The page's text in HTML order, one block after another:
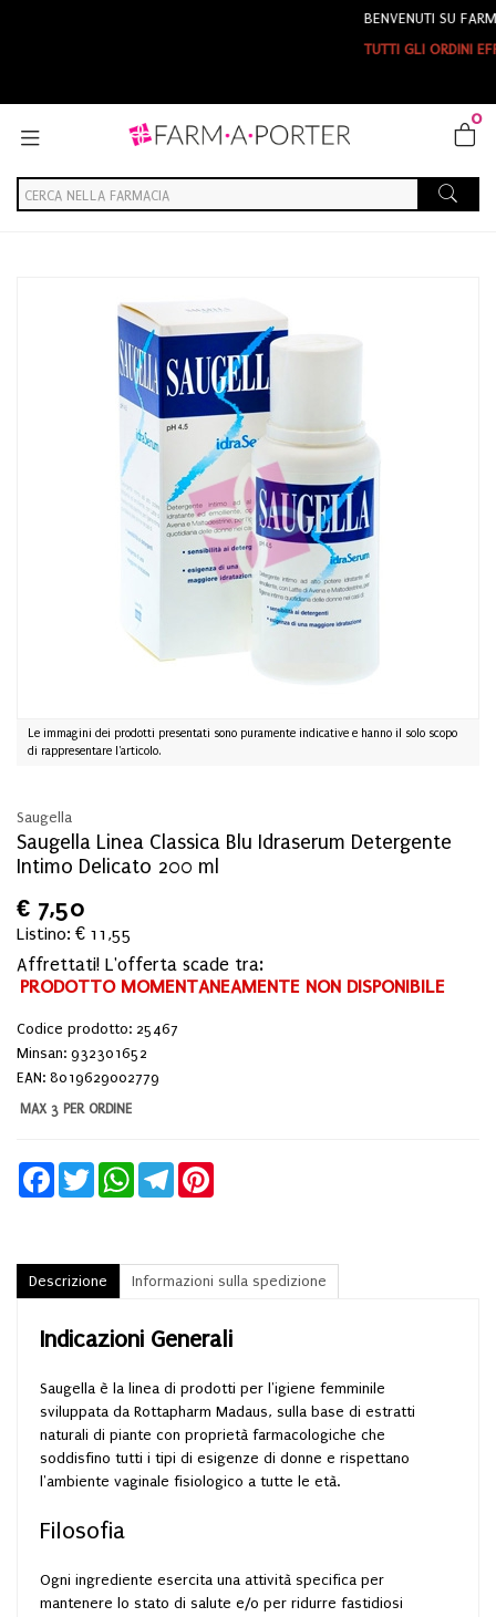
BENVENUTI SU
TUTTI GLI ORDINI
0
Le immagini dei prodotti presentati sono puramente indicative e hanno il solo scopo
di rappresentare l'articolo.
Saugella
Saugella Linea Classica Blu Idraserum Detergente
Intimo Delicato 200 ml
€ 7,50
Listino: € 11,55
Affrettati! L'offerta scade tra:
PRODOTTO MOMENTANEAMENTE NON DISPONIBILE
Codice prodotto: 25467
Minsan: 932301652
EAN: 8019629002779
MAX 3 PER ORDINE
FacebookTwitter WhatsAppTelegram
Descrizione Informazioni sulla spedizione
Indicazioni Generali
Saugella è la linea di prodotti per l'igiene femminile
sviluppata da Rottapharm Madaus, sulla base di estratti
naturali di piante con proprietà farmacologiche che
soddisfino tutti i tipi di esigenze di donne e rispettano
l'ambiente vaginale fisiologico a tutte le età.
Filosofia
Ogni ingrediente esercita una attività specifica per
mantenere lo stato di salute e/o per ridurre fastidiosi